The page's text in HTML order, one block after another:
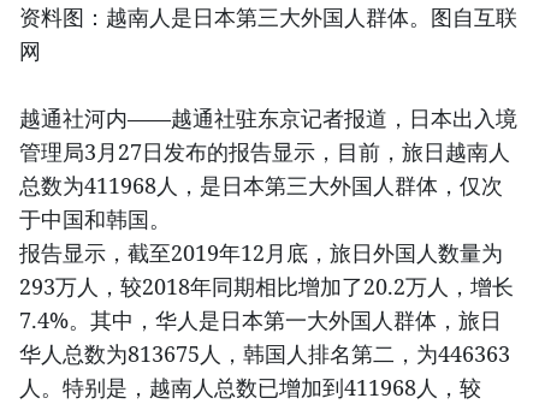
资料图：越南人是日本第三大外国人群体。图自互联
网
越通社河内——越通社驻东京记者报道，日本出入境
管理局3月27日发布的报告显示，目前，旅日越南人
总数为411968人，是日本第三大外国人群体，仅次
于中国和韩国。
报告显示，截至2019年12月底，旅日外国人数量为
293万人，较2018年同期相比增加了20.2万人，增长
7.4%。其中，华人是日本第一大外国人群体，旅日
华人总数为813675人，韩国人排名第二，为446363
人。特别是，越南人总数已增加到411968人，较